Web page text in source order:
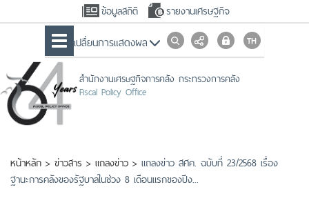
ข้อมูลสถิติ รายงานเศรษฐกิจ
เปลื่ยนการแสดงผล
สำนักงานเศรษฐกิจการคลัง กระทรวงการคลัง
Fiscal Policy Office
หน้าหลัก > ข่าวสาร > แถลงข่าว > แถลงข่าว สศค. ฉบับที่ 23/2568 เรื่อง
ฐานะการคลังของรัฐบาลในช่วง 8 เดือนแรกของปีง...